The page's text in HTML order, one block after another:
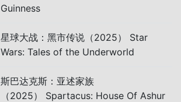
Guinness
星球大战：黑市传说（2025） Star
Wars: Tales of the Underworld
斯巴达克斯：亚述家族
（2025） Spartacus: House Of Ashur